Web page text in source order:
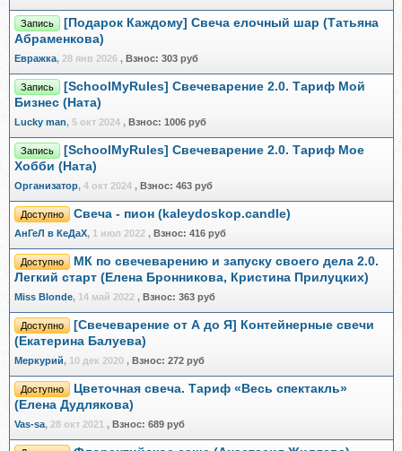
Запись
[Подарок Каждому] Свеча елочный шар (Татьяна
Абраменкова)
Евражкa, 28 янв 2026 , Взнос: 303 руб
Запись
[SchoolMyRules] Свечеварение 2.0. Тариф Мой
Бизнес (Ната)
Lucky man, 5 окт 2024 , Взнос: 1006 руб
Запись
[SchoolMyRules] Свечеварение 2.0. Тариф Мое
Хобби (Ната)
Организатор, 4 окт 2024 , Взнос: 463 руб
Доступно Свеча - пион (kaleydoskop.candle)
АнГеЛ в КеДаХ, 1 июл 2022 , Взнос: 416 руб
Доступно
МК по свечеварению и запуску своего дела 2.0.
Легкий старт (Елена Бронникова, Кристина Прилуцких)
Miss Blonde, 14 май 2022 , Взнос: 363 руб
Доступно
[Свечеварение от А до Я] Контейнерные свечи
(Екатерина Балуева)
Меркурий, 10 дек 2020 , Взнос: 272 руб
Доступно
Цветочная свеча. Тариф «Весь спектакль»
(Елена Дудлякова)
Vas-sa, 28 окт 2021 , Взнос: 689 руб